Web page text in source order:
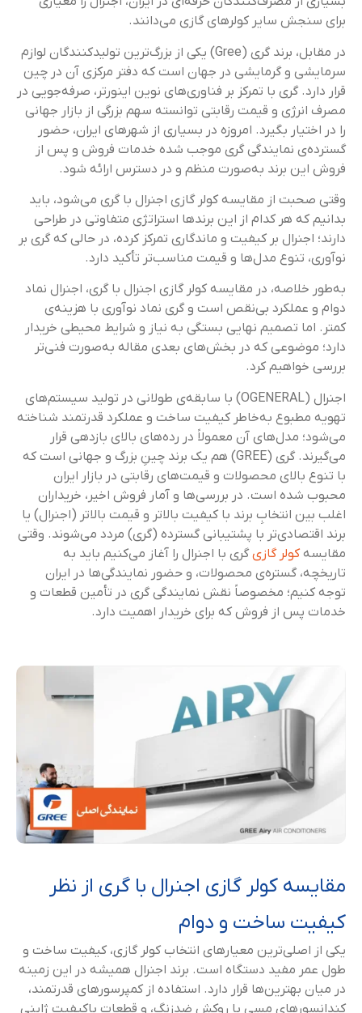
برای سنجش سایر کولرهای گازی می‌دانند.
در مقابل، برند گری (Gree) یکی از بزرگ‌ترین تولیدکنندگان لوازم
سرمایشی و گرمایشی در جهان است که دفتر مرکزی آن در چین
قرار دارد. گری با تمرکز بر فناوری‌های نوین اینورتر، صرفه‌جویی در
مصرف انرژی و قیمت رقابتی توانسته سهم بزرگی از بازار جهانی
را در اختیار بگیرد. امروزه در بسیاری از شهرهای ایران، حضور
گسترده‌ی نمایندگی گری موجب شده خدمات فروش و پس از
فروش این برند به‌صورت منظم و در دسترس ارائه شود.
وقتی صحبت از مقایسه کولر گازی اجنرال با گری می‌شود، باید
بدانیم که هر کدام از این برندها استراتژی متفاوتی در طراحی
دارند؛ اجنرال بر کیفیت و ماندگاری تمرکز کرده، در حالی که گری بر
نوآوری، تنوع مدل‌ها و قیمت مناسب‌تر تأکید دارد.
به‌طور خلاصه، در مقایسه کولر گازی اجنرال با گری، اجنرال نماد
دوام و عملکرد بی‌نقص است و گری نماد نوآوری با هزینه‌ی
کمتر. اما تصمیم نهایی بستگی به نیاز و شرایط محیطی خریدار
دارد؛ موضوعی که در بخش‌های بعدی مقاله به‌صورت فنی‌تر
بررسی خواهیم کرد.
اجنرال (OGENERAL) با سابقه‌ی طولانی در تولید سیستم‌های
تهویه مطبوع به‌خاطر کیفیت ساخت و عملکرد قدرتمند شناخته
می‌شود؛ مدل‌های آن معمولاً در رده‌های بالای بازدهی قرار
می‌گیرند. گری (GREE) هم یک برند چینِ بزرگ و جهانی است که
با تنوع بالای محصولات و قیمت‌های رقابتی در بازار ایران
محبوب شده است. در بررسی‌ها و آمار فروش اخیر، خریداران
اغلب بین انتخابِ برند با کیفیت بالاتر و قیمت بالاتر (اجنرال) یا
برند اقتصادی‌تر با پشتیبانی گسترده (گری) مردد می‌شوند. وقتی
مقایسهکولر گازیگری با اجنرال را آغاز می‌کنیم باید به
تاریخچه، گستره‌ی محصولات، و حضور نمایندگی‌ها در ایران
توجه کنیم؛ مخصوصاً نقش نمایندگی گری در تأمین قطعات و
خدمات پس از فروش که برای خریدار اهمیت دارد.
مقایسه کولر گازی اجنرال با گری از نظر
کیفیت ساخت و دوام
یکی از اصلی‌ترین معیارهای انتخاب کولر گازی، کیفیت ساخت و
طول عمر مفید دستگاه است. برند اجنرال همیشه در این زمینه
در میان بهترین‌ها قرار دارد. استفاده از کمپرسورهای قدرتمند،
کندانسورهای مسی با روکش ضدزنگ، و قطعات باکیفیت ژاپنی